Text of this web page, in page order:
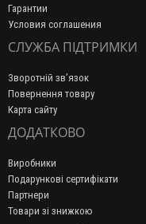
Гарантии
Условия соглашения
СЛУЖБА ПІДТРИМКИ
Зворотній зв’язок
Повернення товару
Карта сайту
ДОДАТКОВО
Виробники
Подарункові сертифікати
Партнери
Товари зі знижкою